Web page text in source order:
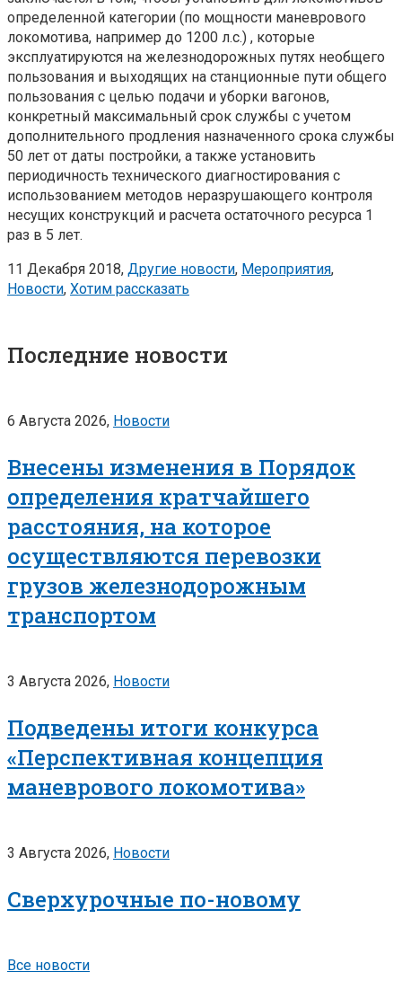
определенной категории (по мощности маневрового
локомотива, например до 1200 л.с.) , которые
эксплуатируются на железнодорожных путях необщего
пользования и выходящих на станционные пути общего
пользования с целью подачи и уборки вагонов,
конкретный максимальный срок службы с учетом
дополнительного продления назначенного срока службы
50 лет от даты постройки, а также установить
периодичность технического диагностирования с
использованием методов неразрушающего контроля
несущих конструкций и расчета остаточного ресурса 1
раз в 5 лет.
11 Декабря 2018, Другие новости, Мероприятия,
Новости, Хотим рассказать
Последние новости
6 Августа 2026, Новости
Внесены изменения в Порядок
определения кратчайшего
расстояния, на которое
осуществляются перевозки
грузов железнодорожным
транспортом
3 Августа 2026, Новости
Подведены итоги конкурса
«Перспективная концепция
маневрового локомотива»
3 Августа 2026, Новости
Сверхурочные по-новому
Все новости